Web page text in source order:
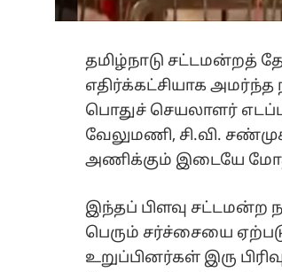
தமிழ்நாடு சட்டமன்றத்
எதிர்க்கட்சியாக அமர்ந்த
பொதுச் செயலாளர்
வேலுமணி, சி.வி.
அணிக்கும் இடையே
இந்தப் பிளவு சட்டமன்ற
பெரும் சர்ச்சையை
உறுப்பினர்கள் இரு